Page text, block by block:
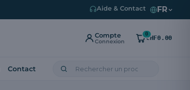
Aide & Contact FR
Compte
Connexion
0
CHF0.00
Contact